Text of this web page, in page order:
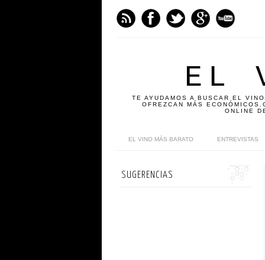
EL
TE AYUDAMOS A BUSCAR EL
OFREZCAN MÁS
ONLINE
EL VINO MÁS BARATO ENTREVISTAS
SUGERENCIAS